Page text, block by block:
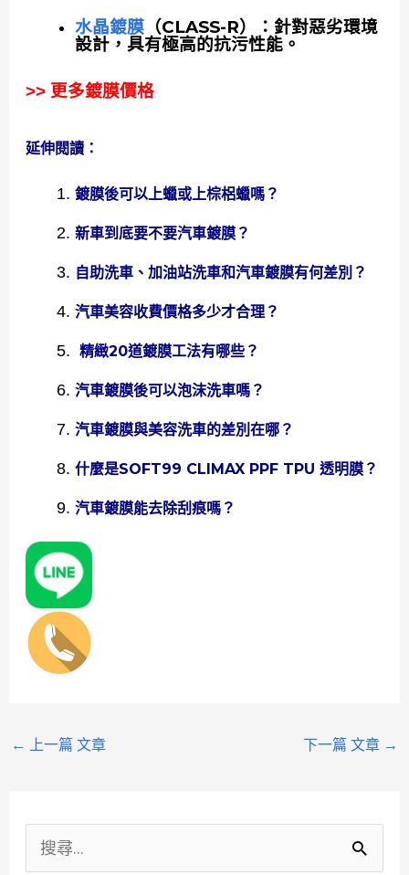
水晶鍍膜（CLASS-R）：針對惡劣環境
設計，具有極高的抗污性能。
>> 更多鍍膜價格
延伸閱讀：
鍍膜後可以上蠟或上棕梠蠟嗎？
新車到底要不要汽車鍍膜？
自助洗車、加油站洗車和汽車鍍膜有何差別？
汽車美容收費價格多少才合理？
精緻20道鍍膜工法有哪些？
汽車鍍膜後可以泡沫洗車嗎？
汽車鍍膜與美容洗車的差別在哪？
什麼是SOFT99 CLIMAX PPF TPU 透明膜？
汽車鍍膜能去除刮痕嗎？
← 上一篇 文章 下一篇 文章 →